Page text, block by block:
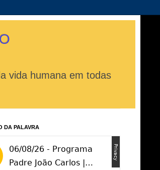
vida humana em todas
DA PALAVRA